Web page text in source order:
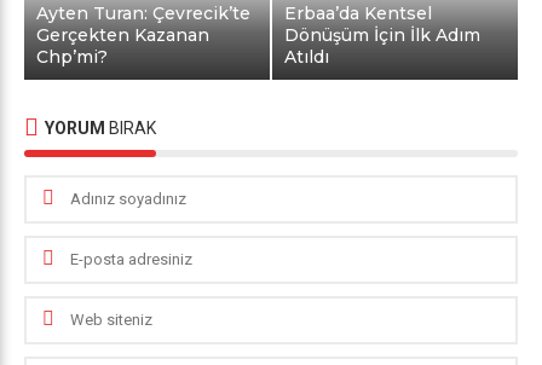
Ayten Turan: Çevrecik’te
Gerçekten Kazanan
Chp’mi?
Erbaa’da Kentsel
Dönüşüm İçin İlk Adım
Atıldı
YORUM BIRAK